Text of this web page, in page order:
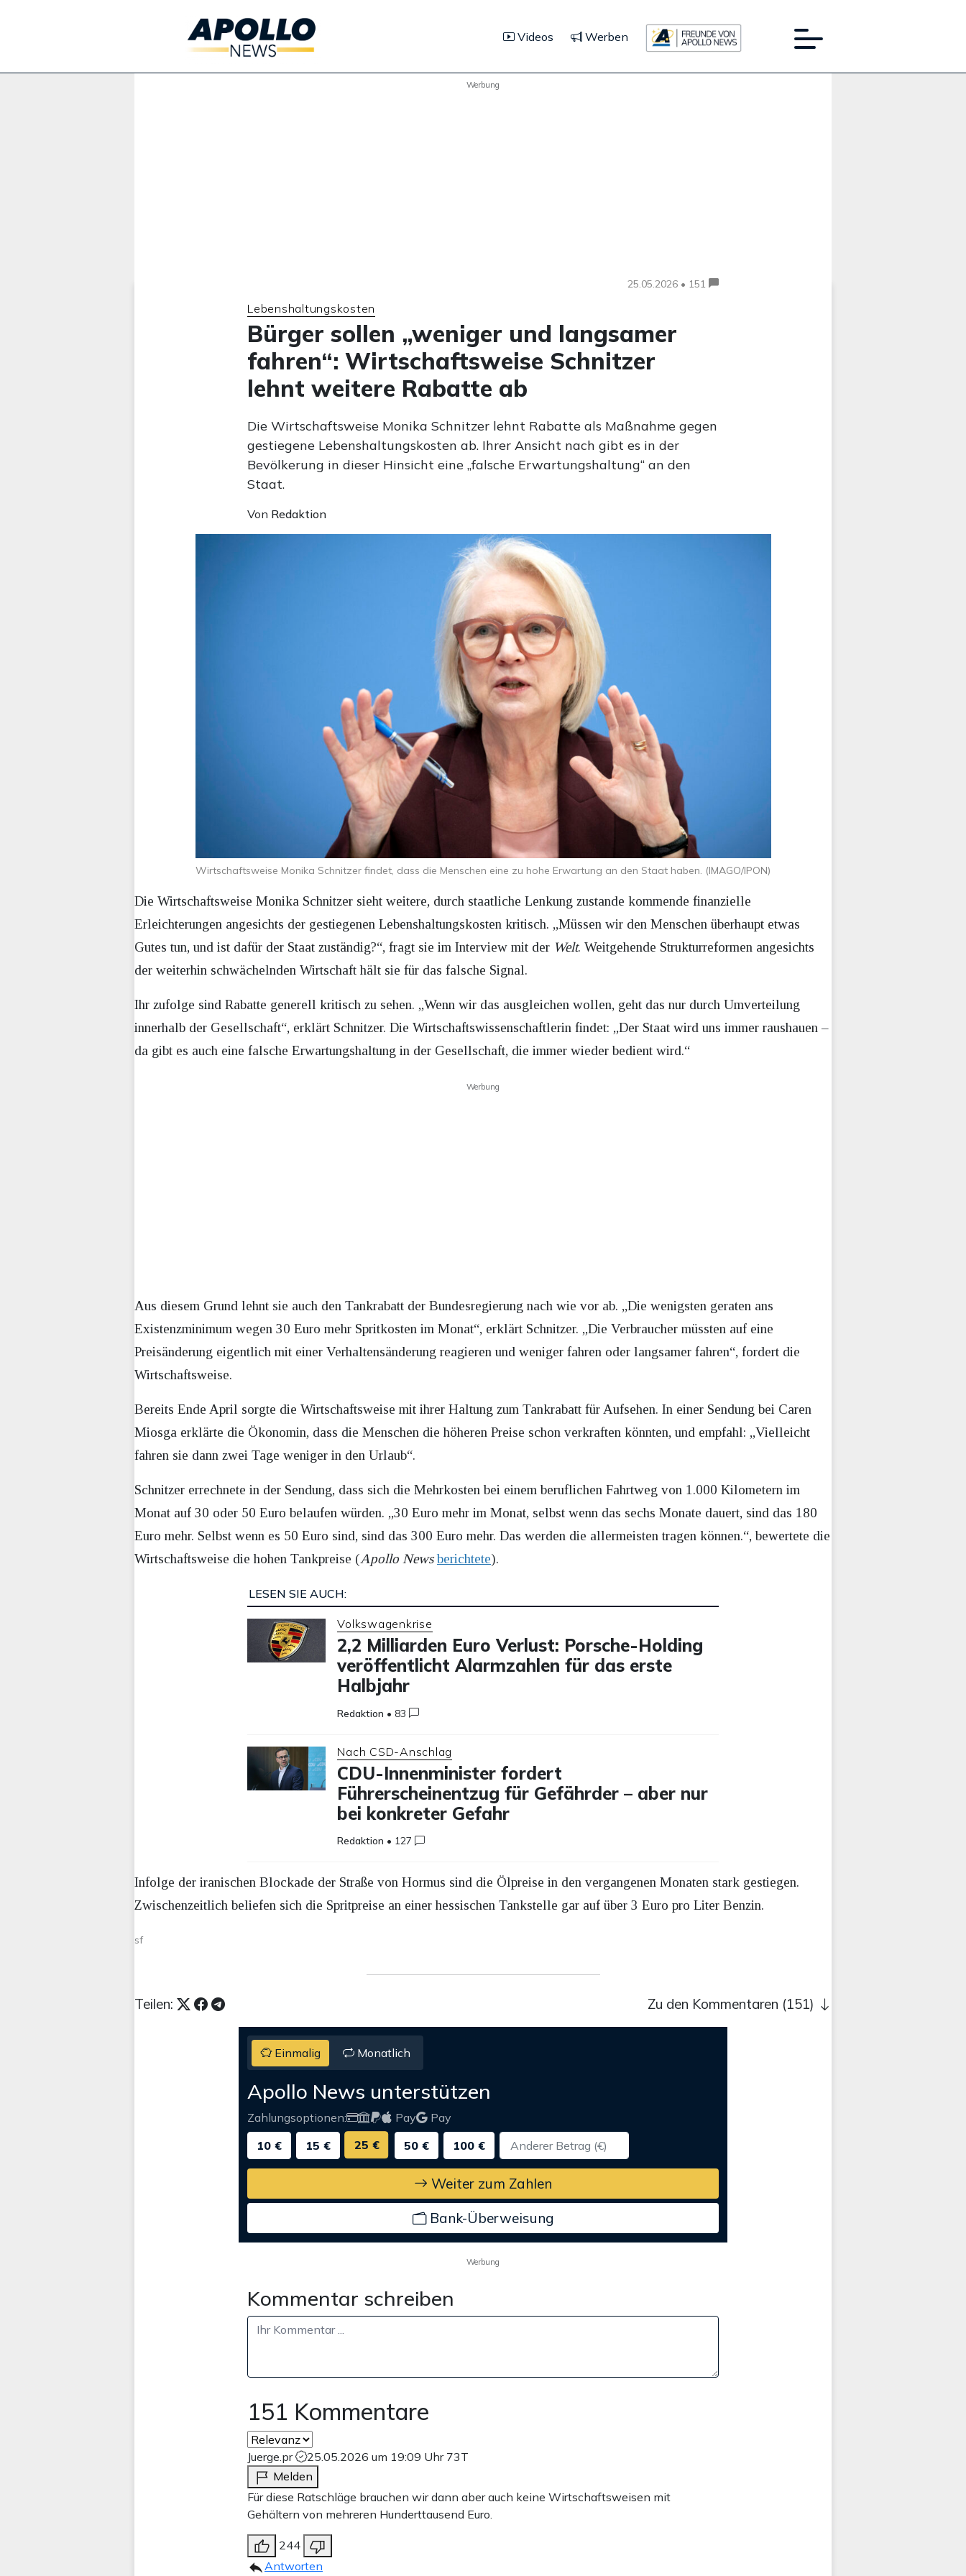
Videos Werben
Werbung
25.05.2026 • 151
Lebenshaltungskosten
Bürger sollen „weniger und langsamer
fahren“: Wirtschaftsweise Schnitzer
lehnt weitere Rabatte ab
Die Wirtschaftsweise Monika Schnitzer lehnt Rabatte als Maßnahme gegen
gestiegene Lebenshaltungskosten ab. Ihrer Ansicht nach gibt es in der
Bevölkerung in dieser Hinsicht eine „falsche Erwartungshaltung“ an den
Staat.
Von Redaktion
Wirtschaftsweise Monika Schnitzer findet, dass die Menschen eine zu hohe Erwartung an den Staat haben. (IMAGO/IPON)
Die Wirtschaftsweise Monika Schnitzer sieht weitere, durch staatliche Lenkung zustande kommende finanzielle
Erleichterungen angesichts der gestiegenen Lebenshaltungskosten kritisch. „Müssen wir den Menschen überhaupt etwas
Gutes tun, und ist dafür der Staat zuständig?“, fragt sie im Interview mit der Welt. Weitgehende Strukturreformen angesichts
der weiterhin schwächelnden Wirtschaft hält sie für das falsche Signal.
Ihr zufolge sind Rabatte generell kritisch zu sehen. „Wenn wir das ausgleichen wollen, geht das nur durch Umverteilung
innerhalb der Gesellschaft“, erklärt Schnitzer. Die Wirtschaftswissenschaftlerin findet: „Der Staat wird uns immer raushauen –
da gibt es auch eine falsche Erwartungshaltung in der Gesellschaft, die immer wieder bedient wird.“
Werbung
Aus diesem Grund lehnt sie auch den Tankrabatt der Bundesregierung nach wie vor ab. „Die wenigsten geraten ans
Existenzminimum wegen 30 Euro mehr Spritkosten im Monat“, erklärt Schnitzer. „Die Verbraucher müssten auf eine
Preisänderung eigentlich mit einer Verhaltensänderung reagieren und weniger fahren oder langsamer fahren“, fordert die
Wirtschaftsweise.
Bereits Ende April sorgte die Wirtschaftsweise mit ihrer Haltung zum Tankrabatt für Aufsehen. In einer Sendung bei Caren
Miosga erklärte die Ökonomin, dass die Menschen die höheren Preise schon verkraften könnten, und empfahl: „Vielleicht
fahren sie dann zwei Tage weniger in den Urlaub“.
Schnitzer errechnete in der Sendung, dass sich die Mehrkosten bei einem beruflichen Fahrtweg von 1.000 Kilometern im
Monat auf 30 oder 50 Euro belaufen würden. „30 Euro mehr im Monat, selbst wenn das sechs Monate dauert, sind das 180
Euro mehr. Selbst wenn es 50 Euro sind, sind das 300 Euro mehr. Das werden die allermeisten tragen können.“, bewertete die
Wirtschaftsweise die hohen Tankpreise (Apollo News berichtete).
LESEN SIE AUCH:
Volkswagenkrise
2,2 Milliarden Euro Verlust: Porsche-Holding
veröffentlicht Alarmzahlen für das erste
Halbjahr
Redaktion • 83
Nach CSD-Anschlag
CDU-Innenminister fordert
Führerscheinentzug für Gefährder – aber nur
bei konkreter Gefahr
Redaktion • 127
Infolge der iranischen Blockade der Straße von Hormus sind die Ölpreise in den vergangenen Monaten stark gestiegen.
Zwischenzeitlich beliefen sich die Spritpreise an einer hessischen Tankstelle gar auf über 3 Euro pro Liter Benzin.
sf
Teilen: Zu den Kommentaren (151)
Einmalig Monatlich
Apollo News unterstützen
Zahlungsoptionen: Pay
Pay
10 €
15 € 25 € 50 € 100 €
Weiter zum Zahlen
Bank-Überweisung
Werbung
Kommentar schreiben
151 Kommentare
Juerge.pr 25.05.2026 um 19:09 Uhr 73T
Melden
Für diese Ratschläge brauchen wir dann aber auch keine Wirtschaftsweisen mit
Gehältern von mehreren Hunderttausend Euro.
244
Antworten